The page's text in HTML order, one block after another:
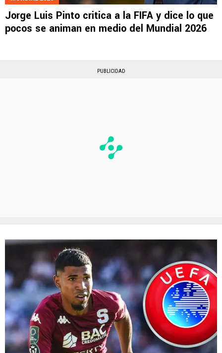
Jorge Luis Pinto critica a la FIFA y dice lo que
pocos se animan en medio del Mundial 2026
PUBLICIDAD